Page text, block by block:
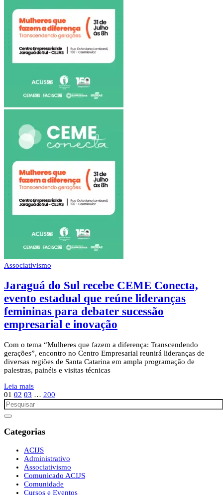
Associativismo
Jaraguá do Sul recebe CEME Conecta,
evento estadual que reúne lideranças
femininas para debater sucessão
empresarial e inovação
Com o tema “Mulheres que fazem a diferença: Transcendendo
gerações”, encontro no Centro Empresarial reunirá lideranças de
diversas regiões de Santa Catarina em ampla programação de
palestras, painéis e visitas técnicas
Leia mais
01 02 03 … 200
Categorias
ACIJS
Administrativo
Associativismo
Comunicado ACIJS
Comunidade
Cursos e Eventos